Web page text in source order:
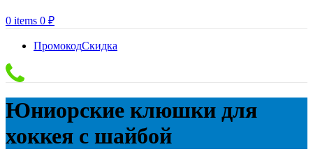
0 items 0 ₽
ПромокодСкидка
Юниорские клюшки для
хоккея с шайбой